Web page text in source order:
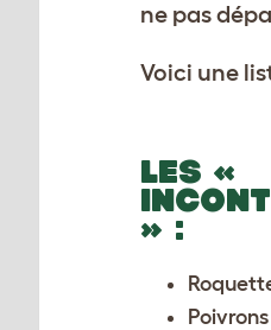
ne pas
Voici une
LES «
» :
Poivrons